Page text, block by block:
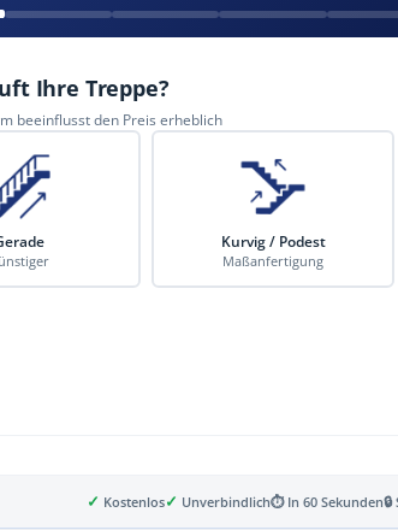
Ihre Treppe?
beeinflusst den Preis erheblich
Kurvig / Podest
Maßanfertigung
✓ Kostenlos✓ Unverbindlich⏱ In 60 Sekunden